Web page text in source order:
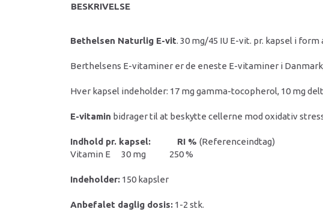
BESKRIVELSE
Bethelsen Naturlig E-vit. 30 mg/45 IU E-vit. pr. kapsel i
Berthelsens E-vitaminer er de eneste E-vitaminer i
Hver kapsel indeholder: 17 mg gamma-tocopherol, 10 mg
E-vitamin bidrager til at beskytte cellerne mod oxidativ
Indhold pr. kapsel: RI % (Referenceindtag)
Vitamin E 30 mg 250 %
Indeholder: 150 kapsler
Anbefalet daglig dosis: 1-2 stk.